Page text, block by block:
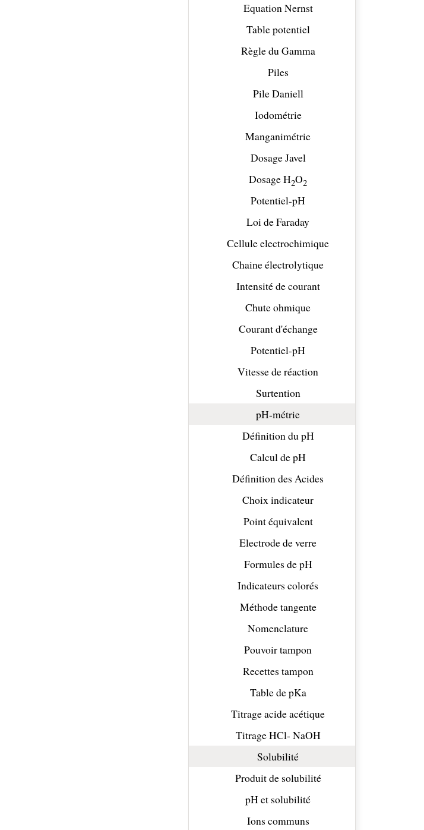
Equation Nernst
Table potentiel
Règle du Gamma
Piles
Pile Daniell
Iodométrie
Manganimétrie
Dosage Javel
Dosage H2O2
Potentiel-pH
Loi de Faraday
Cellule electrochimique
Chaine électrolytique
Intensité de courant
Chute ohmique
Courant d'échange
Potentiel-pH
Vitesse de réaction
Surtention
pH-métrie
Définition du pH
Calcul de pH
Définition des Acides
Choix indicateur
Point équivalent
Electrode de verre
Formules de pH
Indicateurs colorés
Méthode tangente
Nomenclature
Pouvoir tampon
Recettes tampon
Table de pKa
Titrage acide acétique
Titrage HCl- NaOH
Solubilité
Produit de solubilité
pH et solubilité
Ions communs